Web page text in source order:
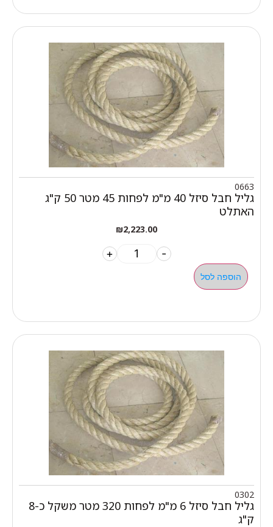
0663
גליל חבל סיזל 40 מ"מ לפחות 45 מטר 50 ק"ג
האתלט
₪2,223.00
-
+
הוספה לסל
0302
גליל חבל סיזל 6 מ"מ לפחות 320 מטר משקל כ-8
ק"ג